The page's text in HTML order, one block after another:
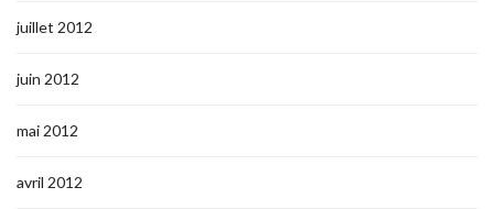
juillet 2012
juin 2012
mai 2012
avril 2012